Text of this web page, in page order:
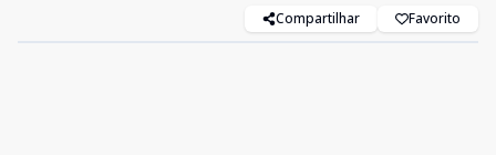
Compartilhar Favorito